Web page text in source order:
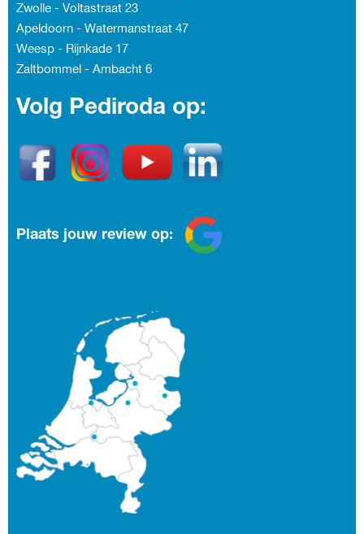
Zwolle - Voltastraat 23
Apeldoorn - Watermanstraat 47
Weesp - Rijnkade 17
Zaltbommel - Ambacht 6
Volg Pediroda op:
.
Plaats jouw review op: